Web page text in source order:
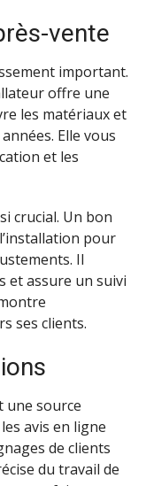
vente
important.
offre une
les matériaux et
Elle vous
et les
crucial. Un bon
pour
Il
et assure un suivi
ses clients.
une source
avis en ligne
de clients
du travail de